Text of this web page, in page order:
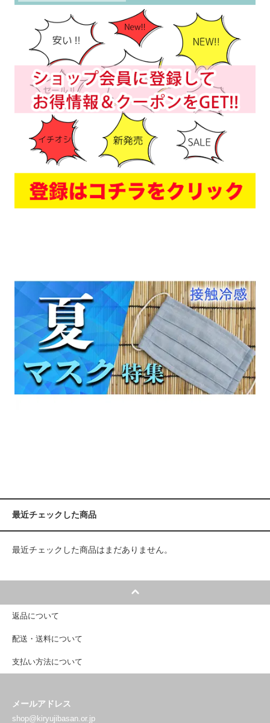
最近チェックした商品
最近チェックした商品はまだありません。
返品について
配送・送料について
支払い方法について
メールアドレス
shop@kiryujibasan.or.jp